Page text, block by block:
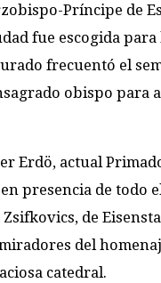
Príncipe de
fue escogida
frecuentó el
obispo para
Erdö, actual
presencia de todo
de
del
catedral.